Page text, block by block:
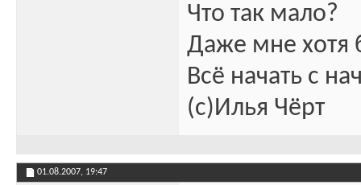
Что так мало?
Даже мне хотя
Всё начать с
(с)Илья Чёрт
01.08.2007, 19:47